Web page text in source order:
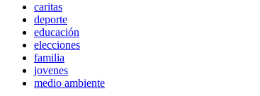
caritas
deporte
educación
elecciones
familia
jovenes
medio ambiente